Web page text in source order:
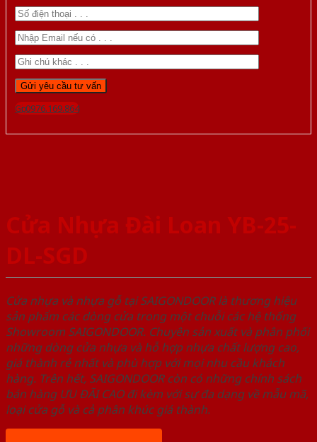
Gọi 0976.169.864
Cửa Nhựa Đài Loan YB-25-
DL-SGD
Cửa nhựa và nhựa gỗ tại SAIGONDOOR là thương hiệu
sản phẩm các dòng cửa trong một chuỗi các hệ thống
Showroom SAIGONDOOR. Chuyên sản xuất và phân phối
những dòng cửa nhựa và hỗ hợp nhựa chất lượng cao,
giá thành rẻ nhất và phù hợp với mọi nhu cầu khách
hàng. Trên hết, SAIGONDOOR còn có những chính sách
bán hàng ƯU ĐÃI CAO đi kèm với sự đa dạng về mẫu mã,
loại cửa gỗ và cả phân khúc giá thành.